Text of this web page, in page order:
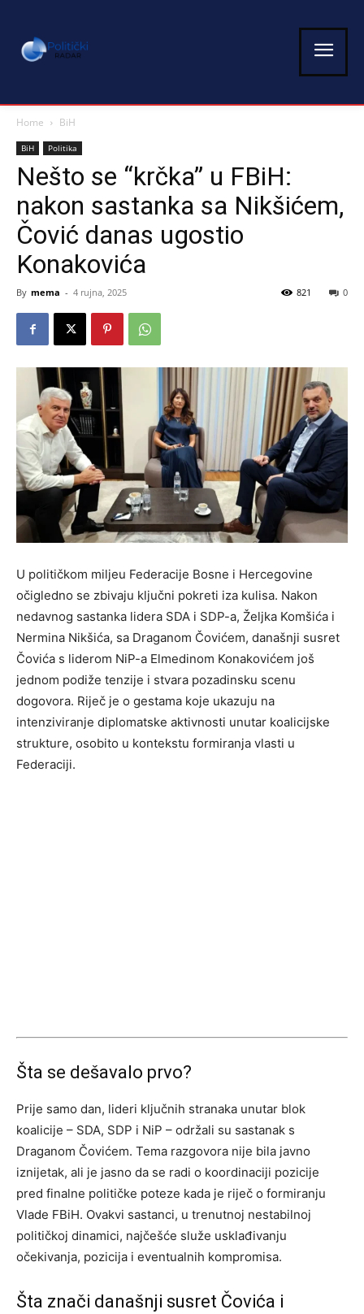
Home BiH
BiH Politika
Nešto se “krčka” u FBiH:
nakon sastanka sa Nikšićem,
Čović danas ugostio
Konakovića
By mema - 4 rujna, 2025 0
821
U političkom miljeu Federacije Bosne i Hercegovine
očigledno se zbivaju ključni pokreti iza kulisa. Nakon
nedavnog sastanka lidera SDA i SDP-a, Željka Komšića i
Nermina Nikšića, sa Draganom Čovićem, današnji susret
Čovića s liderom NiP-a Elmedinom Konakovićem još
jednom podiže tenzije i stvara pozadinsku scenu
dogovora. Riječ je o gestama koje ukazuju na
intenziviranje diplomatske aktivnosti unutar koalicijske
strukture, osobito u kontekstu formiranja vlasti u
Federaciji.
Šta se dešavalo prvo?
Prije samo dan, lideri ključnih stranaka unutar blok
koalicije – SDA, SDP i NiP – održali su sastanak s
Draganom Čovićem. Tema razgovora nije bila javno
iznijetak, ali je jasno da se radi o koordinaciji pozicije
pred finalne političke poteze kada je riječ o formiranju
Vlade FBiH. Ovakvi sastanci, u trenutnoj nestabilnoj
političkoj dinamici, najčešće služe usklađivanju
očekivanja, pozicija i eventualnih kompromisa.
Šta znači današnji susret Čovića i